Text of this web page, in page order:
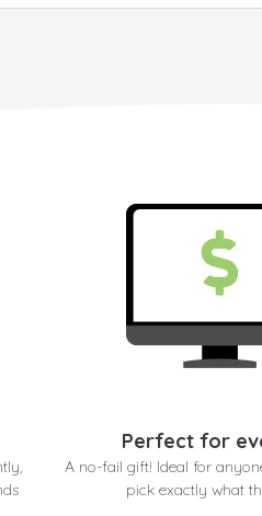
Perfect for
A no-fail gift! Ideal for
pick exactly what